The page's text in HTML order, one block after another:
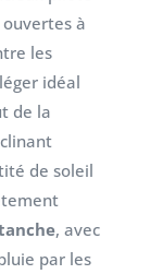
à
les
idéal
de la
de soleil
, avec
par les